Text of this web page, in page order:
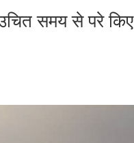
उचित समय से परे किए